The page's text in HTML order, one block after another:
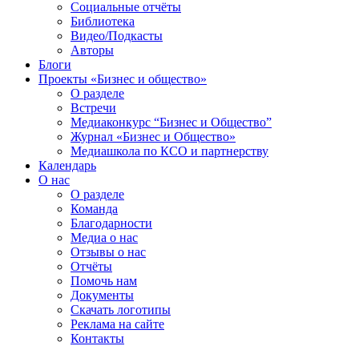
Социальные отчёты
Библиотека
Видео/Подкасты
Авторы
Блоги
Проекты «Бизнес и общество»
О разделе
Встречи
Медиаконкурс “Бизнес и Общество”
Журнал «Бизнес и Общество»
Медиашкола по КСО и партнерству
Календарь
О нас
О разделе
Команда
Благодарности
Медиа о нас
Отзывы о нас
Отчёты
Помочь нам
Документы
Скачать логотипы
Реклама на сайте
Контакты